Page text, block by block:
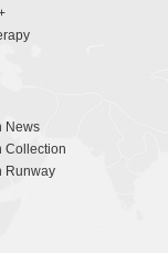
News
Collection
Runway